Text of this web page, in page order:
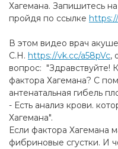
Хагемана. Запишитесь
пройдя по ссылке
В этом видео врач
С.Н. https://vk.cc/a58pVc,
вопрос: "Здравствуйте!
фактора Хагемана? С
антенатальная гибель
- Есть анализ крови.
Хагемана".
Если фактора Хагемана
фибриновые сгустки. И